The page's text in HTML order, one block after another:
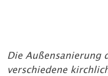
Die Außensanierung
verschiedene